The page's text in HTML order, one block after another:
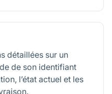
détaillées sur un
de son identifiant
l’état actuel et les